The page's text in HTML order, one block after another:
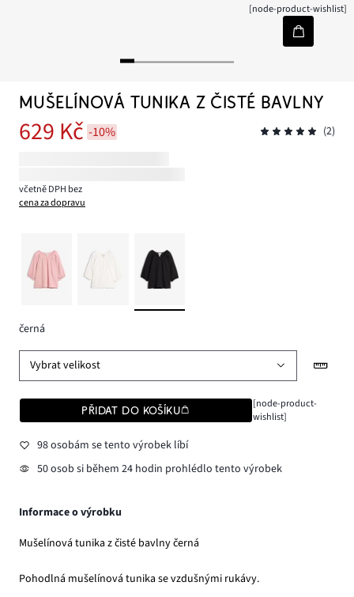
[node-product-wishlist]
MUŠELÍNOVÁ TUNIKA Z ČISTÉ BAVLNY
629 Kč -10% (2)
včetně DPH bez
cena za dopravu
černá
Vybrat velikost
PŘIDAT DO KOŠÍKU
[node-product-
wishlist]
98 osobám se tento výrobek líbí
50 osob si během 24 hodin prohlédlo tento výrobek
Informace o výrobku
Mušelínová tunika z čisté bavlny černá
Pohodlná mušelínová tunika se vzdušnými rukávy.